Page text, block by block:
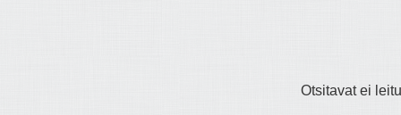
Otsitavat ei